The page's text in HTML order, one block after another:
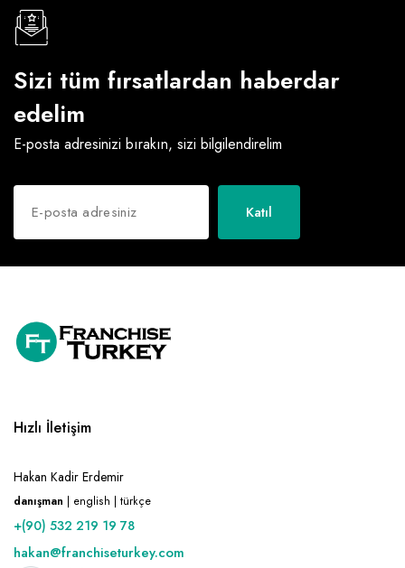
Sizi tüm fırsatlardan haberdar
edelim
E-posta adresinizi bırakın, sizi bilgilendirelim
Katıl
Hızlı İletişim
Hakan Kadir Erdemir
danışman | english | türkçe
+(90) 532 219 19 78
hakan@franchiseturkey.com